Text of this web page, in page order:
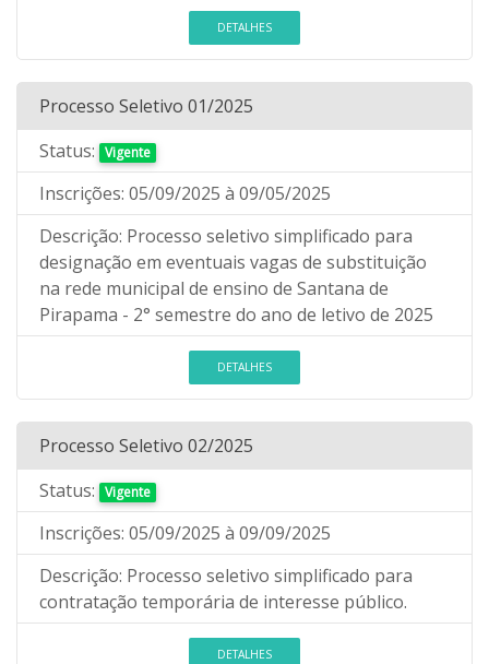
DETALHES
Processo Seletivo 01/2025
Status: Vigente
Inscrições: 05/09/2025 à 09/05/2025
Descrição: Processo seletivo simplificado para
designação em eventuais vagas de substituição
na rede municipal de ensino de Santana de
Pirapama - 2° semestre do ano de letivo de 2025
DETALHES
Processo Seletivo 02/2025
Status: Vigente
Inscrições: 05/09/2025 à 09/09/2025
Descrição: Processo seletivo simplificado para
contratação temporária de interesse público.
DETALHES